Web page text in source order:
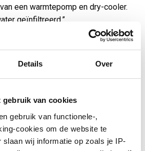
Details Over
gebruik van cookies
gebruik van functionele-,
cookies om de website te
slaan wij informatie op zoals je IP-
een warmtepomp en dry-cooler.
geïnfiltreerd.”
groenste bedrijvenpark van Nederland
was natuurinclusief bouwen
insectenhotels en groene wanden.
uitstraling is niet alleen goed voor
ook bij aan een fijne werkomgeving